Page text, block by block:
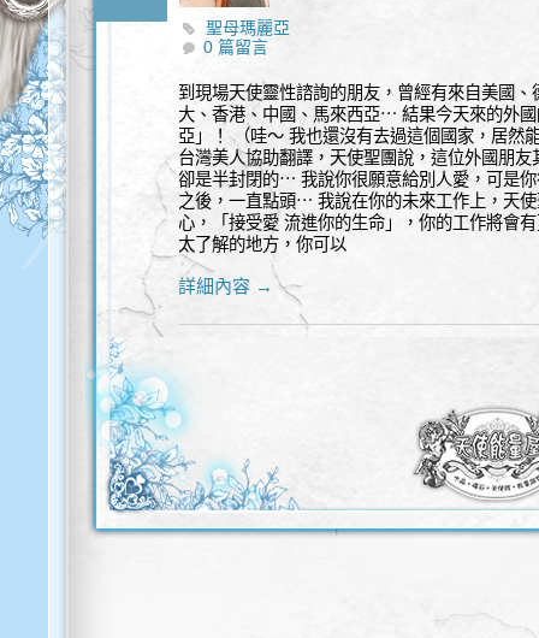
聖母瑪麗亞
0 篇留言
到現場天使靈性諮詢的朋友，曾經有來自美國
大、香港、中國、馬來西亞⋯ 結果今天來的外
亞」！ （哇～ 我也還沒有去過這個國家，居然
台灣美人協助翻譯，天使聖團說，這位外國朋
卻是半封閉的⋯ 我說你很願意給別人愛，可是
之後，一直點頭⋯ 我說在你的未來工作上，天
心，「接受愛 流進你的生命」，你的工作將會
太了解的地方，你可以
詳細內容 →